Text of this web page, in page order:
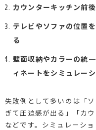
カウンターキッチン前
テレビやソファの位置
る
壁面収納やカラーの統
ィネートをシミュレー
失敗例として多いのは「
ぎて圧迫感が出る」「カ
などです。シミュレーシ